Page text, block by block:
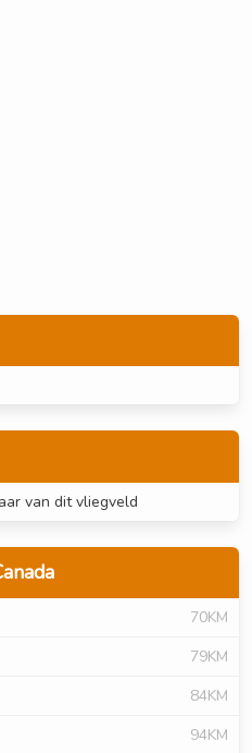
van dit vliegveld
70KM
79KM
84KM
94KM